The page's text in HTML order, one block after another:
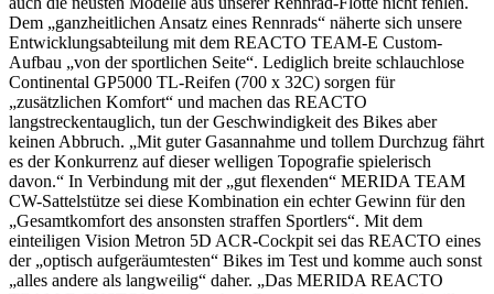
Dem „ganzheitlichen Ansatz eines Rennrads“ näherte sich unsere
Entwicklungsabteilung mit dem REACTO TEAM-E Custom-
Aufbau „von der sportlichen Seite“. Lediglich breite schlauchlose
Continental GP5000 TL-Reifen (700 x 32C) sorgen für
„zusätzlichen Komfort“ und machen das REACTO
langstreckentauglich, tun der Geschwindigkeit des Bikes aber
keinen Abbruch. „Mit guter Gasannahme und tollem Durchzug fährt
es der Konkurrenz auf dieser welligen Topografie spielerisch
davon.“ In Verbindung mit der „gut flexenden“ MERIDA TEAM
CW-Sattelstütze sei diese Kombination ein echter Gewinn für den
„Gesamtkomfort des ansonsten straffen Sportlers“. Mit dem
einteiligen Vision Metron 5D ACR-Cockpit sei das REACTO eines
der „optisch aufgeräumtesten“ Bikes im Test und komme auch sonst
„alles andere als langweilig“ daher. „Das MERIDA REACTO